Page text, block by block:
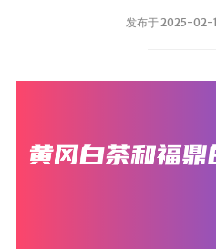
发布于 2025-02-
茶品
饮茶技巧